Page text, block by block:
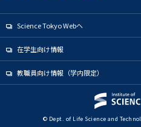
Science Tokyo Webヘ
在学生向け情報
教職員向け情報（学内限定）
© Dept. of Life Science and